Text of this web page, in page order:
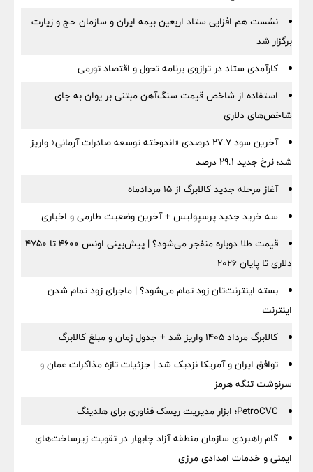
نشست هم افزایی ستاد اربعین بیمه ایران و سازمان حج و زیارت
برگزار شد
کارآمدی ستاد در ترازوی برنامه تحول و اقتصاد تورمی
استفاده از شاخص قیمت سنگ‌آهن مبتنی بر یوان به جای
شاخص‌های دلاری
آخرین سود ۲۷.۷ درصدی «اندوخته توسعه صادرات آرمانی» واریز
شد؛ نرخ جدید ۲۹.۱ درصد
آغاز مرحله جدید کالابرگ از ۱۵ مردادماه
سه خرید جدید پرسپولیس + آخرین وضعیت طارمی و اخباری
قیمت طلا دوباره منفجر می‌شود؟ | پیش‌بینی اونس ۴۶۰۰ تا ۴۷۵۰
دلاری تا پایان ۲۰۲۶
بسته اینترنت‌تان زود تمام می‌شود؟ | ماجرای زود تمام شدن
اینترنت
کالابرگ مرداد ۱۴۰۵ واریز شد + جدول زمان و مبلغ کالابرگ
توافق ایران و آمریکا نزدیک شد | جزئیات تازه مذاکرات عمان و
سرنوشت تنگه هرمز
PetroCVC؛ ابزار مدیریت ریسک فناوری برای هلدینگ
گام راهبردی سازمان منطقه آزاد چابهار در تقویت زیرساخت‌های
ایمنی و خدمات امدادی مرزی